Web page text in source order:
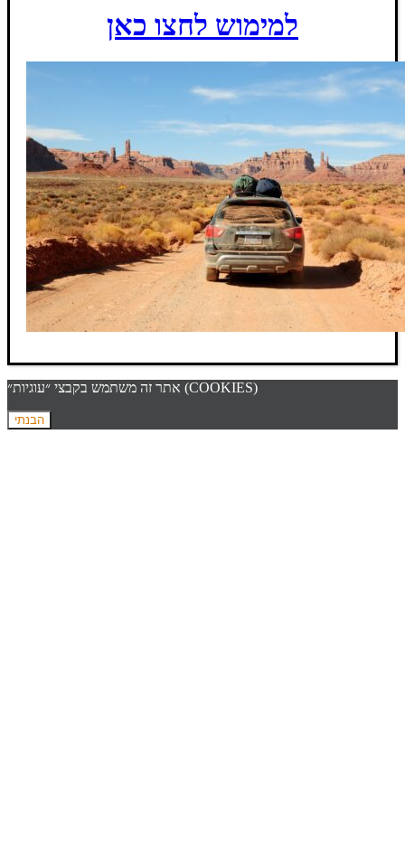
למימוש לחצו כאן
אתר זה משתמש בקבצי ״עוגיות״ (COOKIES)
הבנתי